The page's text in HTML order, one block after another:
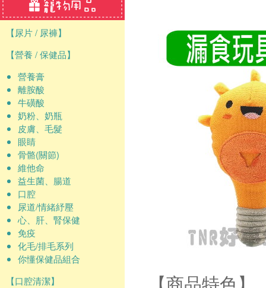
【尿片 / 尿褲】
【營養 / 保健品】
營養膏
離胺酸
牛磺酸
奶粉、奶瓶
皮膚、毛髮
眼睛
骨骼(關節)
維他命
益生菌、腸道
口腔
尿道/情緒紓壓
心、肝、腎保健
免疫
化毛/排毛系列
你懂保健品組合
【口腔清潔】